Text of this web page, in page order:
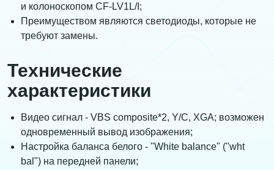
и колоноскопом CF-LV1L/I;
Преимуществом являются светодиоды, которые не
требуют замены.
Технические
характеристики
Видео сигнал - VBS composite*2, Y/C, XGA; возможен
одновременный вывод изображения;
Настройка баланса белого - "White balance" ("wht
bal") на передней панели;